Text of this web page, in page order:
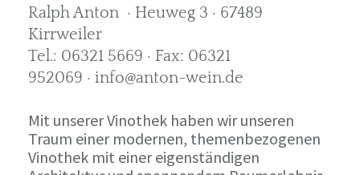
Ralph Anton · Heuweg 3 · 67489
Kirrweiler
Tel.: 06321 5669 · Fax: 06321
952069 · info@anton-wein.de
Mit unserer Vinothek haben wir unseren
Traum einer modernen, themenbezogenen
Vinothek mit einer eigenständigen